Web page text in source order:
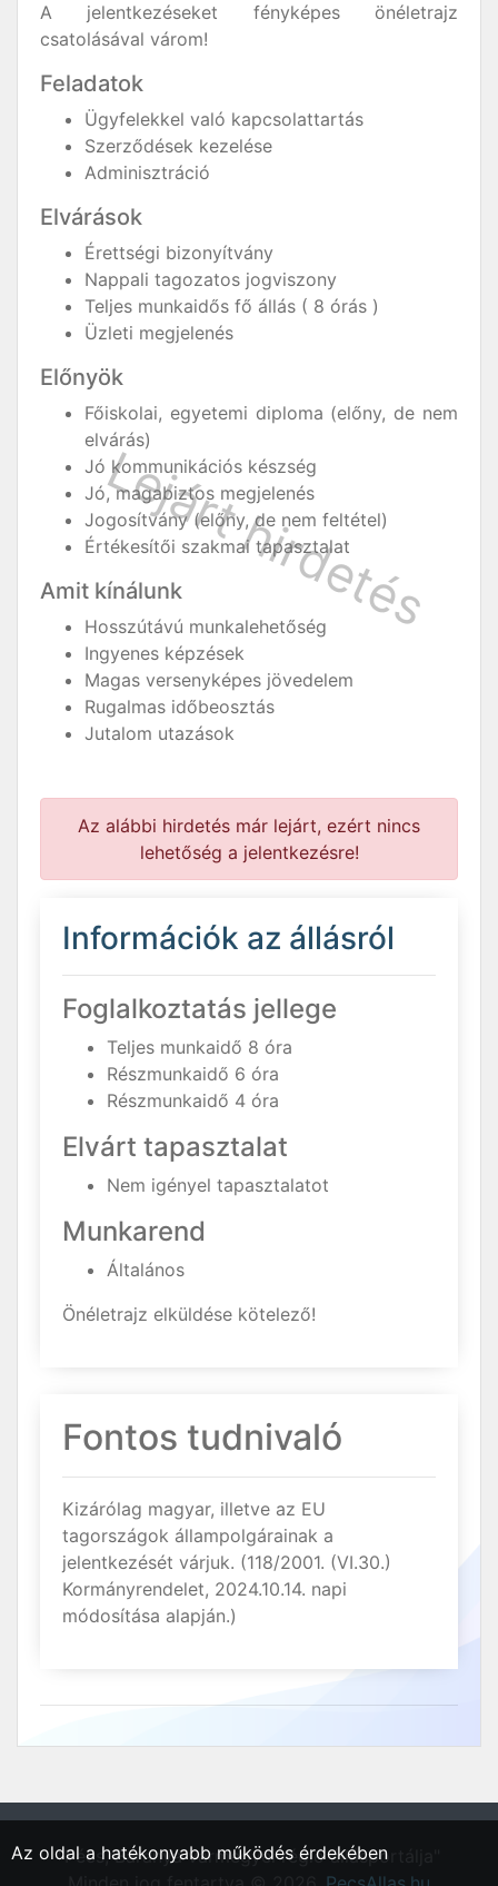
A jelentkezéseket fényképes önéletrajz
csatolásával várom!
Feladatok
Ügyfelekkel való kapcsolattartás
Szerződések kezelése
Adminisztráció
Elvárások
Érettségi bizonyítvány
Nappali tagozatos jogviszony
Teljes munkaidős fő állás ( 8 órás )
Üzleti megjelenés
Előnyök
Főiskolai, egyetemi diploma (előny, de nem
elvárás)
Jó kommunikációs készség
Jó, magabiztos megjelenés
Jogosítvány (előny, de nem feltétel)
Értékesítői szakmai tapasztalat
Amit kínálunk
Hosszútávú munkalehetőség
Ingyenes képzések
Magas versenyképes jövedelem
Rugalmas időbeosztás
Jutalom utazások
Az alábbi hirdetés már lejárt, ezért nincs
lehetőség a jelentkezésre!
Információk az állásról
Foglalkoztatás jellege
Teljes munkaidő 8 óra
Részmunkaidő 6 óra
Részmunkaidő 4 óra
Elvárt tapasztalat
Nem igényel tapasztalatot
Munkarend
Általános
Önéletrajz elküldése kötelező!
Fontos tudnivaló
Kizárólag magyar, illetve az EU
tagországok állampolgárainak a
jelentkezését várjuk. (118/2001. (VI.30.)
Kormányrendelet, 2024.10.14. napi
módosítása alapján.)
"Pécs, Baranya vármegyei régió állásportálja"
Az oldal a hatékonyabb működés érdekében